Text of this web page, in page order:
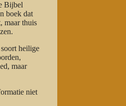
Bijbel
boek dat
maar thuis
heilige
maar
niet